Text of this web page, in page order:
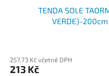
TENDA SOLE
VERDE)-200cm
257,73 Kč včetně DPH
213 Kč